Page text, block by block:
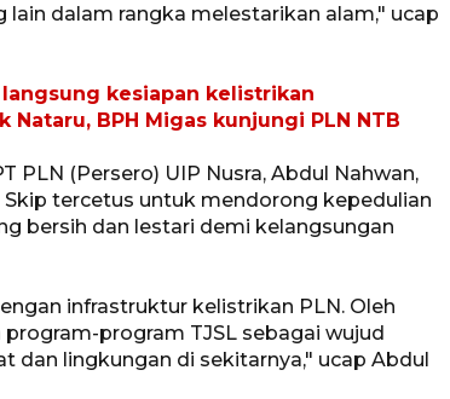
dalam rangka melestarikan alam," ucap
langsung kesiapan kelistrikan
BPH Migas kunjungi PLN NTB
PLN (Persero) UIP Nusra, Abdul Nahwan,
tercetus untuk mendorong kepedulian
bersih dan lestari demi kelangsungan
infrastruktur kelistrikan PLN. Oleh
program TJSL sebagai wujud
dan lingkungan di sekitarnya," ucap Abdul